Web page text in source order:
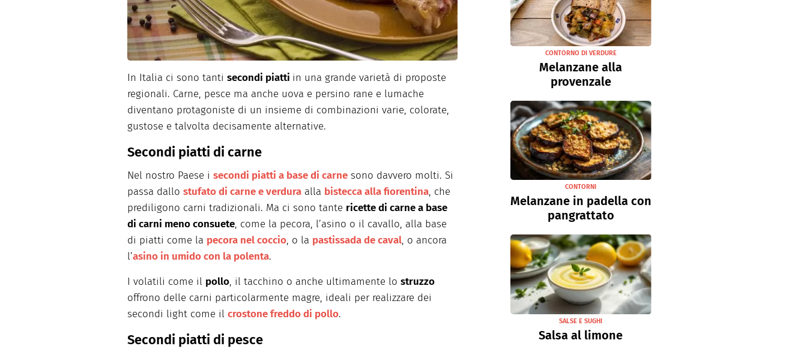
In Italia ci sono tanti secondi piatti in una grande varietà di proposte
regionali. Carne, pesce ma anche uova e persino rane e lumache
diventano protagoniste di un insieme di combinazioni varie, colorate,
gustose e talvolta decisamente alternative.
Secondi piatti di carne
Nel nostro Paese i secondi piatti a base di carne sono davvero molti. Si
passa dallo stufato di carne e verdura alla bistecca alla fiorentina, che
prediligono carni tradizionali. Ma ci sono tante ricette di carne a base
di carni meno consuete, come la pecora, l’asino o il cavallo, alla base
di piatti come la pecora nel coccio, o la pastissada de caval, o ancora
l’asino in umido con la polenta.
I volatili come il pollo, il tacchino o anche ultimamente lo struzzo
offrono delle carni particolarmente magre, ideali per realizzare dei
secondi light come il crostone freddo di pollo.
Secondi piatti di pesce
CONTORNO DI VERDURE
Melanzane alla
provenzale
CONTORNI
Melanzane in padella con
pangrattato
SALSE E SUGHI
Salsa al limone